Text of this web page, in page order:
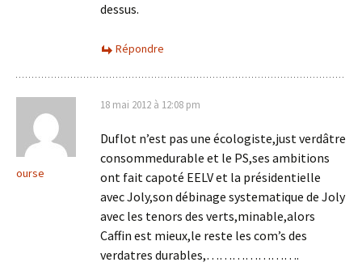
dessus.
Répondre
ourse
18 mai 2012 à 12:08 pm
Duflot n’est pas une écologiste,just verdâtre
consommedurable et le PS,ses ambitions
ont fait capoté EELV et la présidentielle
avec Joly,son débinage systematique de Joly
avec les tenors des verts,minable,alors
Caffin est mieux,le reste les com’s des
verdatres durables,………………….